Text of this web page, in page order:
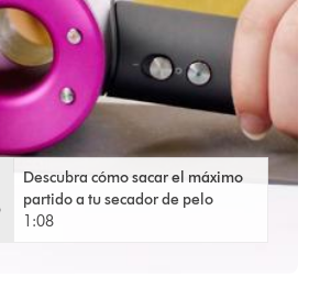
Descubra cómo sacar el máximo
partido a tu secador de pelo
1:08